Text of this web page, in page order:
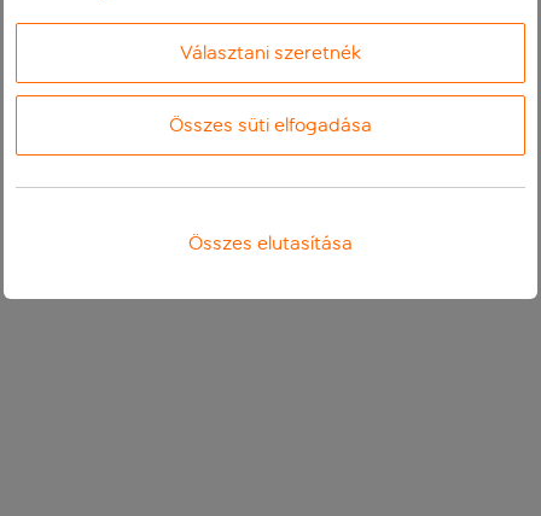
Választani szeretnék
Összes süti elfogadása
Összes elutasítása